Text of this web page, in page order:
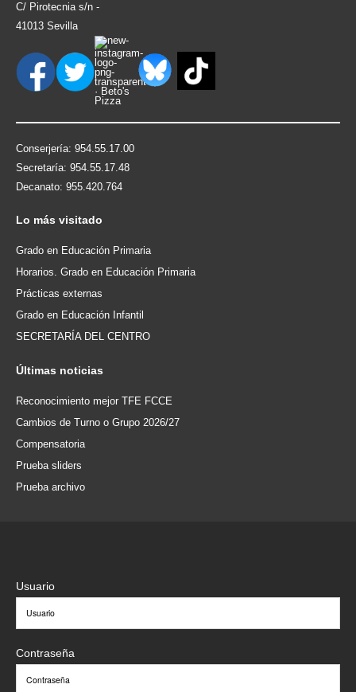
C/ Pirotecnia s/n -
41013 Sevilla
Conserjería: 954.55.17.00
Secretaría: 954.55.17.48
Decanato: 955.420.764
Lo más visitado
Grado en Educación Primaria
Horarios. Grado en Educación Primaria
Prácticas externas
Grado en Educación Infantil
SECRETARÍA DEL CENTRO
Últimas noticias
Reconocimiento mejor TFE FCCE
Cambios de Turno o Grupo 2026/27
Compensatoria
Prueba sliders
Prueba archivo
Usuario
Contraseña